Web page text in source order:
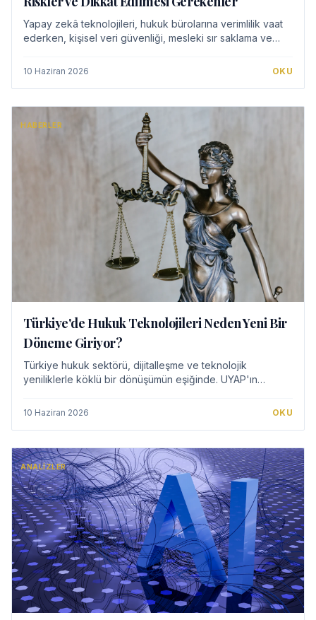
Yapay zekâ teknolojileri, hukuk bürolarına verimlilik vaat
ederken, kişisel veri güvenliği, mesleki sır saklama ve
getiriyor. Bu analiz, avukat…
10 Haziran 2026 OKU
HABERLER
Türkiye'de Hukuk Teknolojileri Neden Yeni Bir
Döneme Giriyor?
Türkiye hukuk sektörü, dijitalleşme ve teknolojik
yeniliklerle köklü bir dönüşümün eşiğinde. UYAP'ın
destekli çözümler, hukuki süreçleri daha veriml…
10 Haziran 2026 OKU
ANALIZLER